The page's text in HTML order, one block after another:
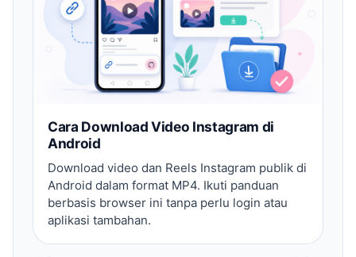
Cara Download Video Instagram di
Android
Download video dan Reels Instagram publik di
Android dalam format MP4. Ikuti panduan
berbasis browser ini tanpa perlu login atau
aplikasi tambahan.